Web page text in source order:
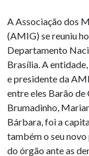
A Associação dos
(AMIG) se reuniu
Departamento
Brasília. A
e presidente da
entre eles Barão
Brumadinho,
Bárbara, foi a
também o seu
do órgão ante as